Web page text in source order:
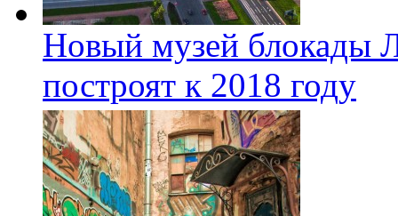
Новый музей блокады
построят к 2018 году